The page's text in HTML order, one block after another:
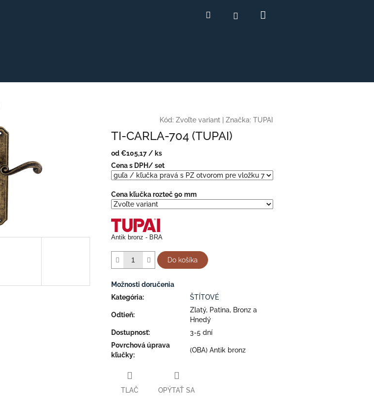
Hľadať Prihlásenie
Kód: Zvoľte variant Značka: TUPAI
TI-CARLA-704 (TUPAI)
od€105,17 / ks
Jednotková
cena:
Cena s DPH/ set
Cena kľučka rozteč 90 mm
Antik bronz - BRA
Do košíka
Možnosti doručenia
Kategória: ŠTÍTOVÉ
Odtieň:
Zlatý, Patina, Bronz a
Hnedý
Dostupnosť:
3-5 dní
Povrchová úprava
kľučky:
(OBA) Antik bronz
TLAČ OPÝTAŤ SA